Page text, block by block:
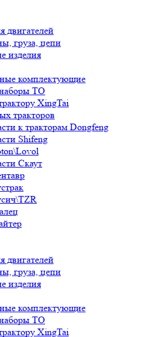
двигателей
груза, цепи
изделия
комплектующие
ТО
XingTai
тракторов
к тракторам Dongfeng
Shifeng
Скаут
двигателей
груза, цепи
изделия
комплектующие
ТО
XingTai